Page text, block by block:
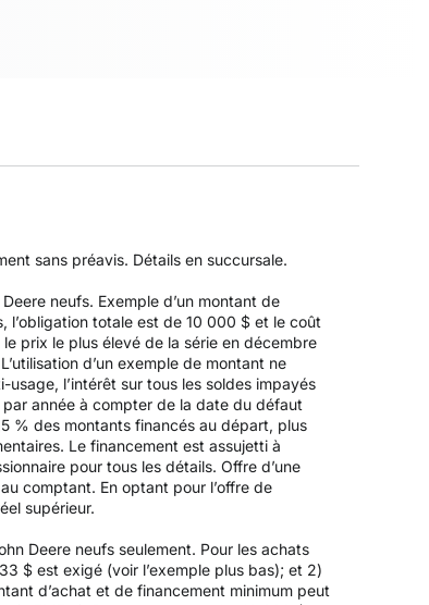
sans préavis. Détails en succursale.
neufs. Exemple d’un montant de
l’obligation totale est de 10 000 $ et le coût
prix le plus élevé de la série en décembre
d’un exemple de montant ne
l’intérêt sur tous les soldes impayés
année à compter de la date du défaut
% des montants financés au départ, plus
Le financement est assujetti à
pour tous les détails. Offre d’une
comptant. En optant pour l’offre de
supérieur.
Deere neufs seulement. Pour les achats
$ est exigé (voir l’exemple plus bas); et 2)
d’achat et de financement minimum peut